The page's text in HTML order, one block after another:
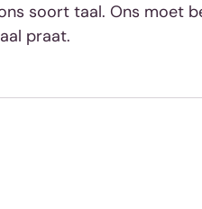
soort taal. Ons moet
praat.